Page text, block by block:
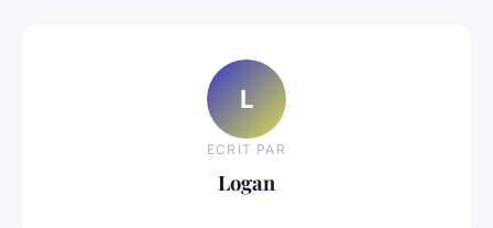
L
ECRIT PAR
Logan